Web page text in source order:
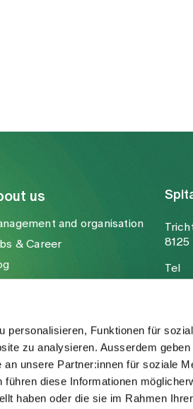
personalisieren, Funktionen für
zu analysieren. Ausserdem geben
unsere Partner:innen für soziale
diese Informationen
haben oder die sie im Rahmen
us
and organisation
& Career
Tel